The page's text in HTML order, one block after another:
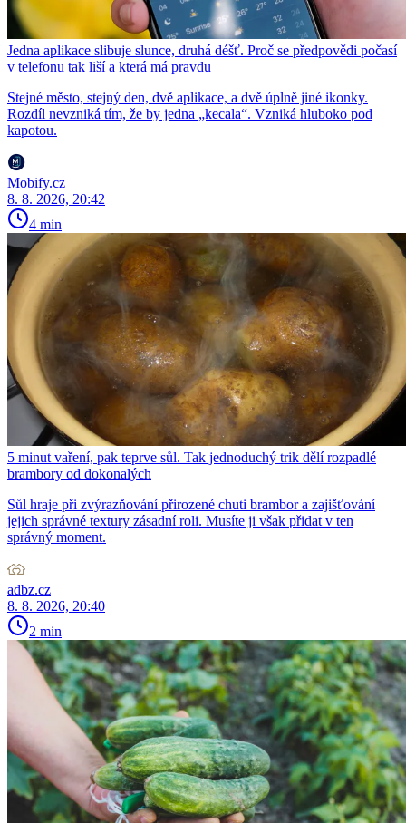
Jedna aplikace slibuje slunce, druhá déšť. Proč se předpovědi počasí
v telefonu tak liší a která má pravdu
Stejné město, stejný den, dvě aplikace, a dvě úplně jiné ikonky.
Rozdíl nevzniká tím, že by jedna „kecala“. Vzniká hluboko pod
kapotou.
Mobify.cz
8. 8. 2026, 20:42
4 min
5 minut vaření, pak teprve sůl. Tak jednoduchý trik dělí rozpadlé
brambory od dokonalých
Sůl hraje při zvýrazňování přirozené chuti brambor a zajišťování
jejich správné textury zásadní roli. Musíte ji však přidat v ten
správný moment.
adbz.cz
8. 8. 2026, 20:40
2 min